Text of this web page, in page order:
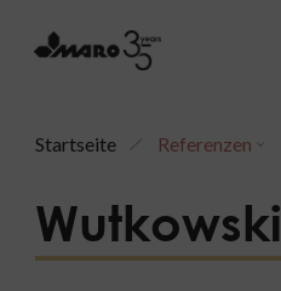
Startseite Referenzen
Wutkowski